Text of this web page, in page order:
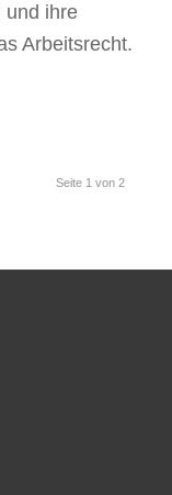
und ihre
Arbeitsrecht.
Seite 1 von 2